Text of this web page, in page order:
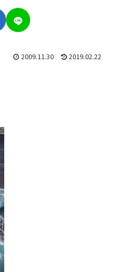
2009.11.30 2019.02.22